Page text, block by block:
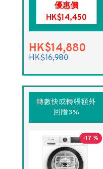
優惠價
HK$14,450
HK$14,880
HK$16,980
轉數快或轉帳額外
回贈3%
-17 %